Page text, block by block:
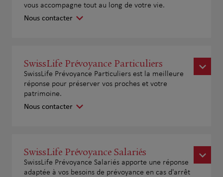
vous accompagne tout au long de votre vie.
Nous contacter
SwissLife Prévoyance Particuliers
SwissLife Prévoyance Particuliers est la meilleure
réponse pour préserver vos proches et votre
patrimoine.
Nous contacter
SwissLife Prévoyance Salariés
SwissLife Prévoyance Salariés apporte une réponse
adaptée à vos besoins de prévoyance en cas d'arrêt